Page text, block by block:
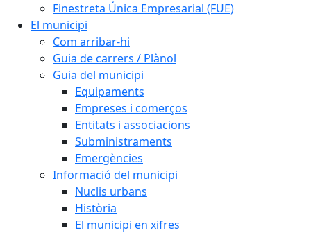
Finestreta Única Empresarial (FUE)
El municipi
Com arribar-hi
Guia de carrers / Plànol
Guia del municipi
Equipaments
Empreses i comerços
Entitats i associacions
Subministraments
Emergències
Informació del municipi
Nuclis urbans
Història
El municipi en xifres